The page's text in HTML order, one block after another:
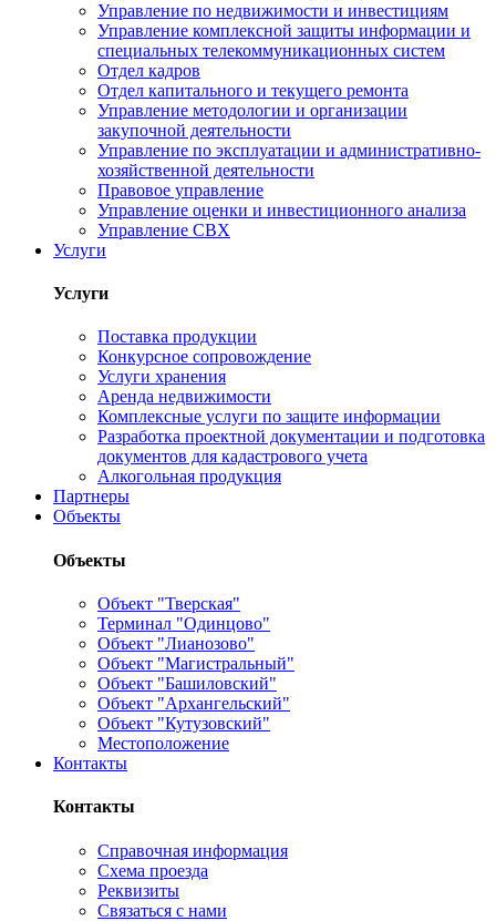
Управление по недвижимости и инвестициям
Управление комплексной защиты информации и
специальных телекоммуникационных систем
Отдел кадров
Отдел капитального и текущего ремонта
Управление методологии и организации
закупочной деятельности
Управление по эксплуатации и административно-
хозяйственной деятельности
Правовое управление
Управление оценки и инвестиционного анализа
Управление СВХ
Услуги
Услуги
Поставка продукции
Конкурсное сопровождение
Услуги хранения
Аренда недвижимости
Комплексные услуги по защите информации
Разработка проектной документации и подготовка
документов для кадастрового учета
Алкогольная продукция
Партнеры
Объекты
Объекты
Объект "Тверская"
Терминал "Одинцово"
Объект "Лианозово"
Объект "Магистральный"
Объект "Башиловский"
Объект "Архангельский"
Объект "Кутузовский"
Местоположение
Контакты
Контакты
Справочная информация
Схема проезда
Реквизиты
Связаться с нами